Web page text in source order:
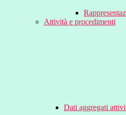
Attività e procedimenti
Dati aggregati